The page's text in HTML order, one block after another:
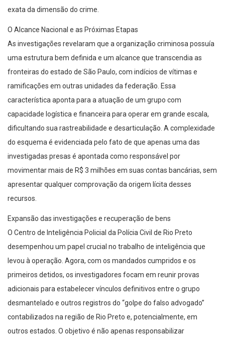
exata da dimensão do crime.
O Alcance Nacional e as Próximas Etapas
As investigações revelaram que a organização criminosa possuía
uma estrutura bem definida e um alcance que transcendia as
fronteiras do estado de São Paulo, com indícios de vítimas e
ramificações em outras unidades da federação. Essa
característica aponta para a atuação de um grupo com
capacidade logística e financeira para operar em grande escala,
dificultando sua rastreabilidade e desarticulação. A complexidade
do esquema é evidenciada pelo fato de que apenas uma das
investigadas presas é apontada como responsável por
movimentar mais de R$ 3 milhões em suas contas bancárias, sem
apresentar qualquer comprovação da origem lícita desses
recursos.
Expansão das investigações e recuperação de bens
O Centro de Inteligência Policial da Polícia Civil de Rio Preto
desempenhou um papel crucial no trabalho de inteligência que
levou à operação. Agora, com os mandados cumpridos e os
primeiros detidos, os investigadores focam em reunir provas
adicionais para estabelecer vínculos definitivos entre o grupo
desmantelado e outros registros do “golpe do falso advogado”
contabilizados na região de Rio Preto e, potencialmente, em
outros estados. O objetivo é não apenas responsabilizar